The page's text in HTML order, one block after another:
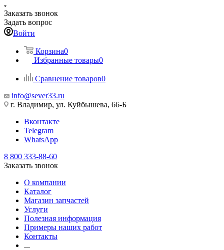
Заказать звонок
Задать вопрос
Войти
Корзина0
Избранные товары0
Сравнение товаров0
info@sever33.ru
г. Владимир, ул. Куйбышева, 66-Б
Вконтакте
Telegram
WhatsApp
8 800 333-88-60
Заказать звонок
О компании
Каталог
Магазин запчастей
Услуги
Полезная информация
Примеры наших работ
Контакты
...